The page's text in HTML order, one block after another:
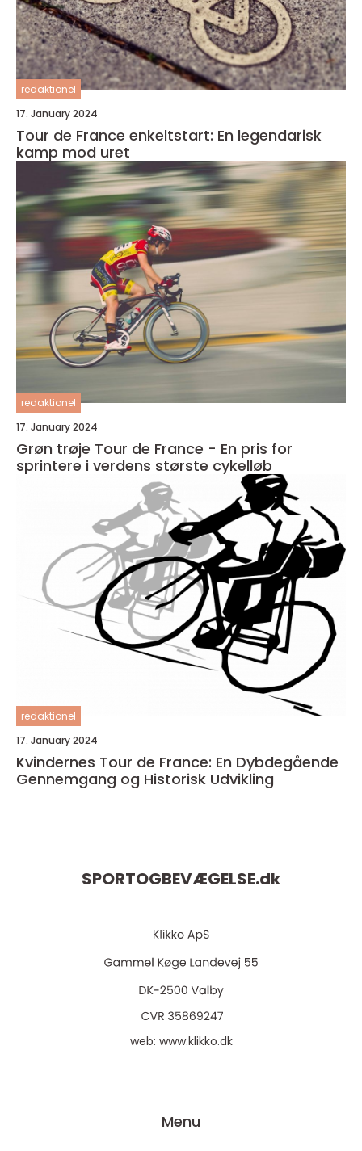
redaktionel
17. January 2024
Tour de France enkeltstart: En legendarisk
kamp mod uret
redaktionel
17. January 2024
Grøn trøje Tour de France - En pris for
sprintere i verdens største cykelløb
redaktionel
17. January 2024
Kvindernes Tour de France: En Dybdegående
Gennemgang og Historisk Udvikling
SPORTOGBEVÆGELSE.dk
web: www.klikko.dk
Menu